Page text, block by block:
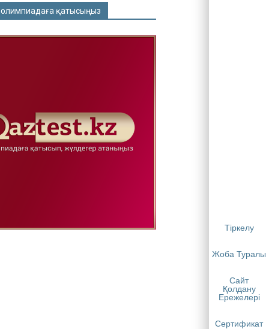
Тіркелу
Жоба Туралы
Сайт
Қолдану
Ережелері
Сертификат
қатысыңыз